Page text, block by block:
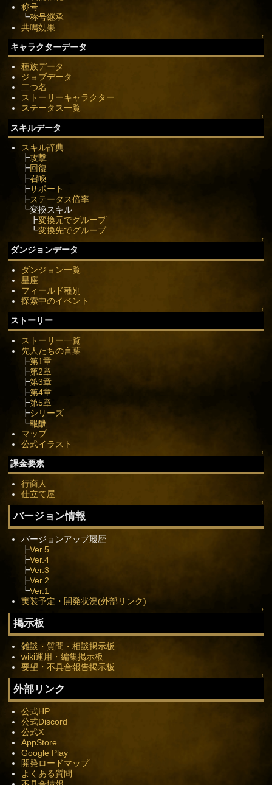
称号
┗称号継承
共鳴効果
↑
キャラクターデータ
種族データ
ジョブデータ
二つ名
ストーリーキャラクター
ステータス一覧
↑
スキルデータ
スキル辞典
┣攻撃
┣回復
┣召喚
┣サポート
┣ステータス倍率
┗変換スキル
┣変換元でグループ
┗変換先でグループ
↑
ダンジョンデータ
ダンジョン一覧
星座
フィールド種別
探索中のイベント
↑
ストーリー
ストーリー一覧
先人たちの言葉
┣第1章
┣第2章
┣第3章
┣第4章
┣第5章
┣シリーズ
┗報酬
マップ
公式イラスト
↑
課金要素
行商人
仕立て屋
↑
バージョン情報
バージョンアップ履歴
┣Ver.5
┣Ver.4
┣Ver.3
┣Ver.2
┗Ver.1
実装予定・開発状況(外部リンク)
↑
掲示板
雑談・質問・相談掲示板
wiki運用・編集掲示板
要望・不具合報告掲示板
↑
外部リンク
公式HP
公式Discord
公式X
AppStore
Google Play
開発ロードマップ
よくある質問